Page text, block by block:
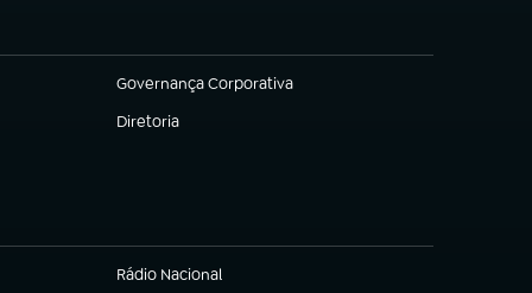
Governança Corporativa
(abre em nova aba)
Diretoria
(abre em nova aba)
Rádio Nacional